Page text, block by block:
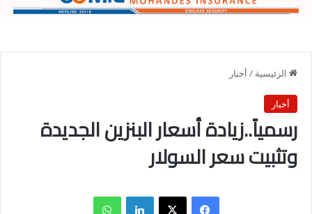
الرئيسية / أخبار
أخبار
رسمياً..زيادة أسعار البنزين الجديدة
وتثبيت سعر السولار
فيسبوك X لينكدإن